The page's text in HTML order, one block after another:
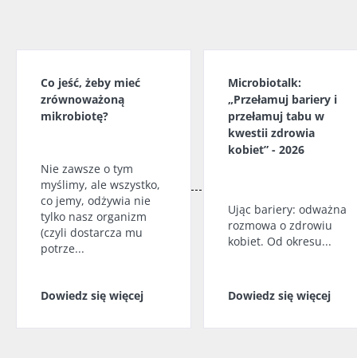
Co jeść, żeby mieć
zrównoważoną
mikrobiotę?
Nie zawsze o tym
myślimy, ale wszystko,
co jemy, odżywia nie
tylko nasz organizm
(czyli dostarcza mu
potrze...
Dowiedz się więcej
Microbiotalk:
„Przełamuj bariery i
przełamuj tabu w
kwestii zdrowia
kobiet” - 2026
Ując bariery: odważna
rozmowa o zdrowiu
kobiet. Od okresu...
Dowiedz się więcej